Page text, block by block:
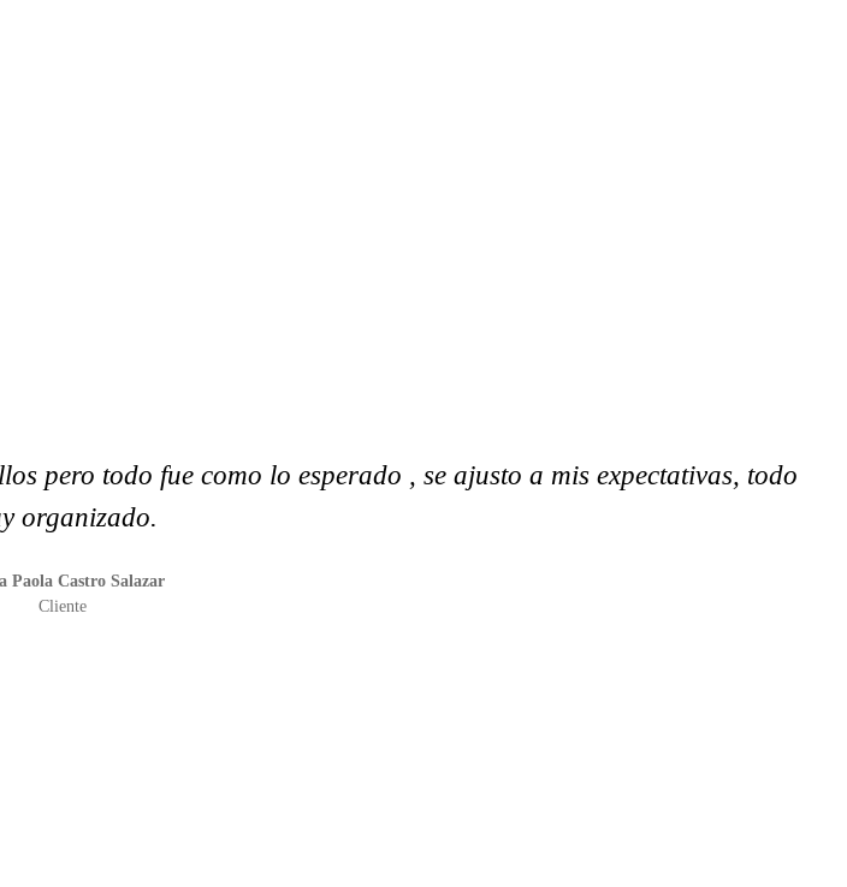
pero todo fue como lo esperado , se ajusto a mis expectativas, todo
organizado.
Paola Castro Salazar
Cliente